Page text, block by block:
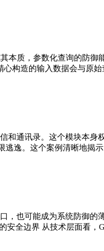
本质，参数化查询的防御
构造的输入数据会与原
和通讯录。这个模块本身
逸。这个案例清晰地揭
，也可能成为系统防御的
安全边界 从技术层面看，